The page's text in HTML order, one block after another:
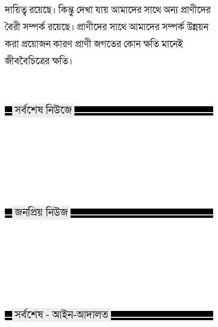
দায়িত্ব রয়েছে। কিন্তু দেখা যায় আমাদের সাথে অন্য প্রাণীদের
বৈরী সম্পর্ক রয়েছে। প্রাণীদের সাথে আমাদের সম্পর্ক উন্নয়ন
করা প্রয়োজন কারণ প্রাণী জগতের কোন ক্ষতি মানেই
জীববৈচিত্রের ক্ষতি।
সর্বশেষ নিউজে
জনপ্রিয় নিউজ
সর্বশেষ - আইন-আদালত